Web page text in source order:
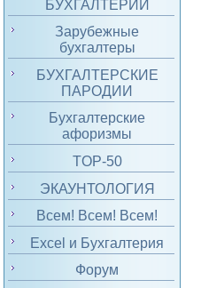
БУХГАЛТЕРИИ
Зарубежные
бухгалтеры
БУХГАЛТЕРСКИЕ
ПАРОДИИ
Бухгалтерские
афоризмы
TOP-50
ЭКАУНТОЛОГИЯ
Всем! Всем! Всем!
Excel и Бухгалтерия
Форум